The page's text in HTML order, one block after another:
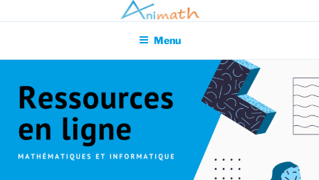
au
principal
Association pour l'Animation en Mathématiques
Menu